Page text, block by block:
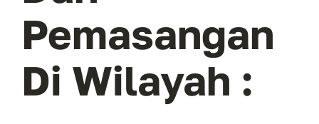
Pemasangan
Di Wilayah :